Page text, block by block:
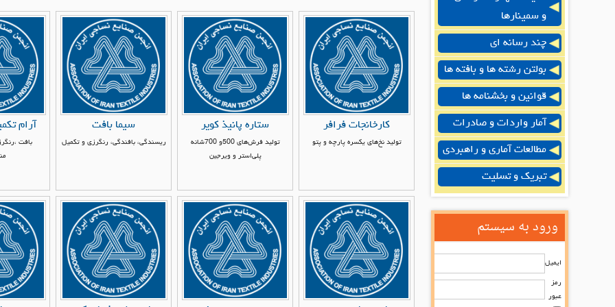
و سمینارها
چند رسانه ای
بولتن رشته ها و بافته ها
قوانین و بخشنامه ها
آمار واردات و صادرات
مطالعات آماری و راهبردی
تبریک و تسلیت
ورود به سیستم
ایمیل
رمز
عبور
کارخانجات فرافر
تولید نخ‌های یکسره پارچه و پتو
ستاره پانیذ کویر
تولید فرش‌های 500‌و 700‌شانه
پلی‌استر و ویرجین
سیما بافت
ریسندگی، بافندگی، رنگرزی و تکمیل
آرام
بافت